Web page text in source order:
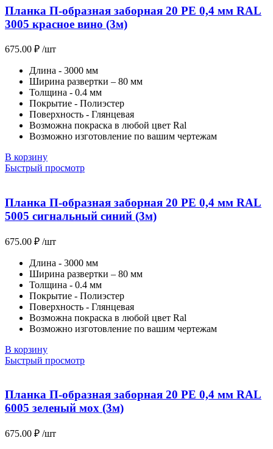
Планка П-образная заборная 20 PE 0,4 мм RAL
3005 красное вино (3м)
675.00 ₽ /шт
Длина - 3000 мм
Ширина развертки – 80 мм
Толщина - 0.4 мм
Покрытие - Полиэстер
Поверхность - Глянцевая
Возможна покраска в любой цвет Ral
Возможно изготовление по вашим чертежам
В корзину
Быстрый просмотр
Планка П-образная заборная 20 PE 0,4 мм RAL
5005 сигнальный синий (3м)
675.00 ₽ /шт
Длина - 3000 мм
Ширина развертки – 80 мм
Толщина - 0.4 мм
Покрытие - Полиэстер
Поверхность - Глянцевая
Возможна покраска в любой цвет Ral
Возможно изготовление по вашим чертежам
В корзину
Быстрый просмотр
Планка П-образная заборная 20 PE 0,4 мм RAL
6005 зеленый мох (3м)
675.00 ₽ /шт